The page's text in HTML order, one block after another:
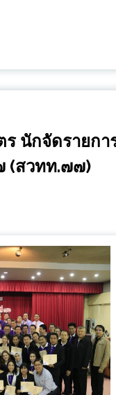
ร นักจัดรายกา
(สวทท.๗๗)